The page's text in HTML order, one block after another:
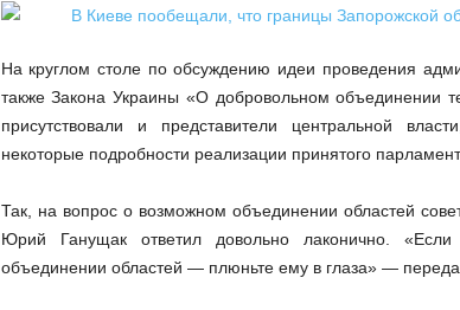
На круглом столе по обсуждению идеи проведения
также Закона Украины «О добровольном объединении
присутствовали и представители центральной
некоторые подробности реализации принятого
Так, на вопрос о возможном объединении областей
Юрий Ганущак ответил довольно лаконично.
объединении областей — плюньте ему в глаза» —